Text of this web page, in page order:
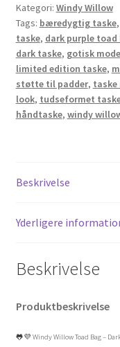
Kategori: Windy Willow
Tags: bæredygtig taske,
taske, dark purple toad
dark taske, gotisk
limited edition taske,
støtte til padder, taske
look, tudseformet
håndtaske, windy
Beskrivelse
Yderligere
Beskrivelse
Produktbeskrivelse
🐸💜 Windy Willow Toad Bag –